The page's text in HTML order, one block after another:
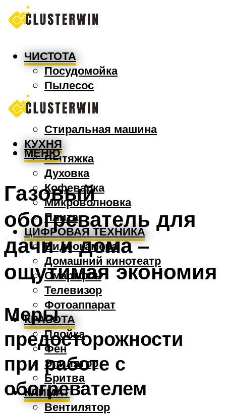
ЧИСТОТА
Посудомойка
Пылесос
Утюг
Швабра
Стиральная машина
КУХНЯ
Вытяжка
Духовка
Кофеварка
Микроволновка
Плита
ЦИФРОВАЯ ТЕХНИКА
Видеокамера
Домашний кинотеатр
Смартфон
Телевизор
Фотоаппарат
КРАСОТА
Плойка
Фен
Эпилятор
Бритва
КЛИМАТ
Вентилятор
МЕНЮ
Газовый
обогреватель для
дачи и дома –
ощутимая экономия
Меры
предосторожности
при работе с
обогревателем